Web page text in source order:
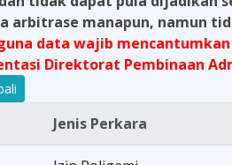
arbitrase manapun, namun
data wajib
Direktorat Pembinaan
Jenis Perkara